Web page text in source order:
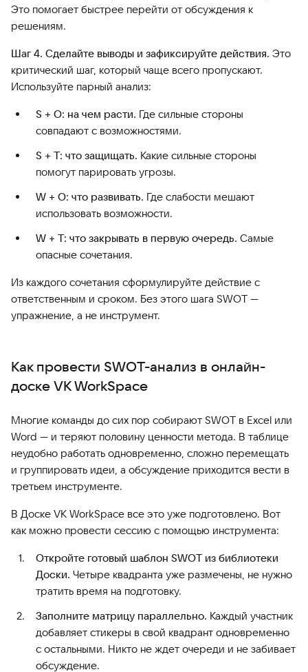
Это помогает быстрее перейти от обсуждения к
решениям.
Шаг 4. Сделайте выводы и зафиксируйте действия. Это
критический шаг, который чаще всего пропускают.
Используйте парный анализ:
S + O: на чем расти. Где сильные стороны
совпадают с возможностями.
S + T: что защищать. Какие сильные стороны
помогут парировать угрозы.
W + O: что развивать. Где слабости мешают
использовать возможности.
W + T: что закрывать в первую очередь. Самые
опасные сочетания.
Из каждого сочетания сформулируйте действие с
ответственным и сроком. Без этого шага SWOT —
упражнение, а не инструмент.
Как провести SWOT-анализ в онлайн-
доске VK WorkSpace
Многие команды до сих пор собирают SWOT в Excel или
Word — и теряют половину ценности метода. В таблице
неудобно работать одновременно, сложно перемещать
и группировать идеи, а обсуждение приходится вести в
третьем инструменте.
В Доске VK WorkSpace все это уже подготовлено. Вот
как можно провести сессию с помощью инструмента:
Откройте готовый шаблон SWOT из библиотеки
Доски. Четыре квадранта уже размечены, не нужно
тратить время на подготовку.
Заполните матрицу параллельно. Каждый участник
добавляет стикеры в свой квадрант одновременно
с остальными. Никто не ждет очереди и не забивает
обсуждение.